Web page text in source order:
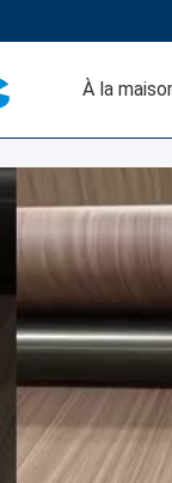
À la